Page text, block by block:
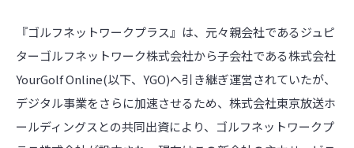
『ゴルフネットワークプラス』は、元々親会社であるジュピ
ターゴルフネットワーク株式会社から子会社である株式会社
YourGolf Online(以下、YGO)へ引き継ぎ運営されていたが、
デジタル事業をさらに加速させるため、株式会社東京放送ホ
ールディングスとの共同出資により、ゴルフネットワークプ